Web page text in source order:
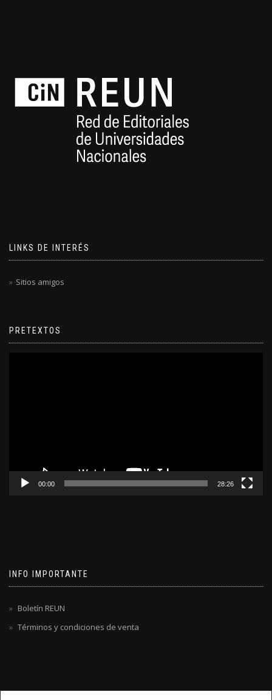
LINKS DE INTERÉS
Sitios amigos
PRETEXTOS
00:00 28:26
INFO IMPORTANTE
Boletín REUN
Términos y condiciones de venta